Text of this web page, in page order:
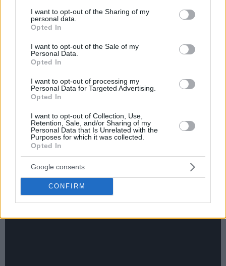
not limited to your visit or usage behaviour. You may click to
grant or deny consent to Google and its third-party tags to
use your data for below specified purposes in below Google
consent section.
I want to opt-out of the Sharing of my
personal data.
Opted In
I want to opt-out of the Sale of my
Personal Data.
Opted In
I want to opt-out of processing my
Personal Data for Targeted Advertising.
Opted In
I want to opt-out of Collection, Use,
Retention, Sale, and/or Sharing of my
Personal Data that Is Unrelated with the
Purposes for which it was collected.
Opted In
Google consents
CONFIRM